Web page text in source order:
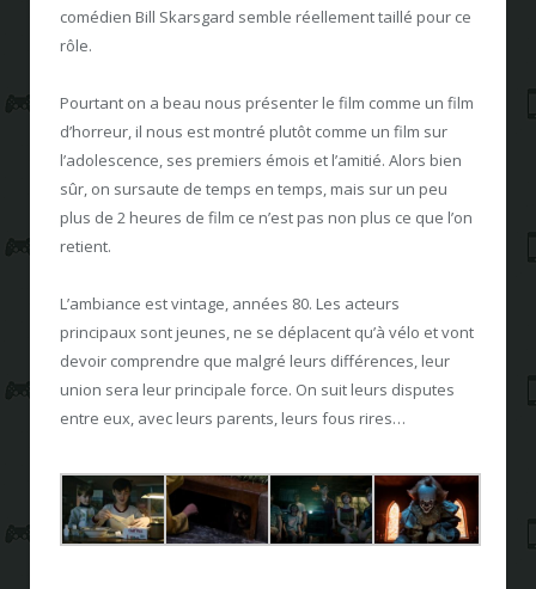
comédien Bill Skarsgard semble réellement taillé pour ce
rôle.
Pourtant on a beau nous présenter le film comme un film
d’horreur, il nous est montré plutôt comme un film sur
l’adolescence, ses premiers émois et l’amitié. Alors bien
sûr, on sursaute de temps en temps, mais sur un peu
plus de 2 heures de film ce n’est pas non plus ce que l’on
retient.
L’ambiance est vintage, années 80. Les acteurs
principaux sont jeunes, ne se déplacent qu’à vélo et vont
devoir comprendre que malgré leurs différences, leur
union sera leur principale force. On suit leurs disputes
entre eux, avec leurs parents, leurs fous rires…